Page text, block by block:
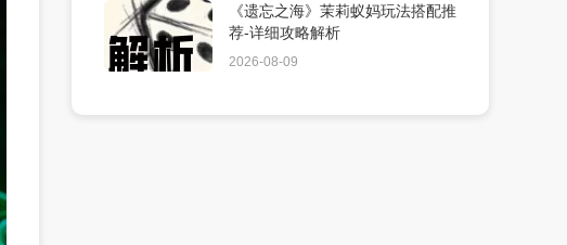
《遗忘之海》茉莉蚁妈玩法搭配推
荐-详细攻略解析
2026-08-09